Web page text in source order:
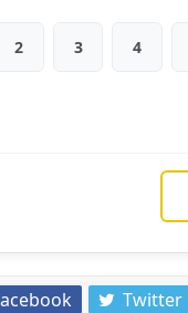
2 3 4
Twitter